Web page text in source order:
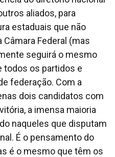
aliados, para
estaduais que não
Federal (mas
seguirá o mesmo
todos os partidos e
federação. Com a
dois candidatos com
a imensa maioria
naqueles que disputam
É o pensamento do
é o mesmo que têm os